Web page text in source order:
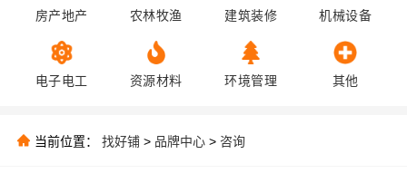
房产地产 农林牧渔 建筑装修 机械设备
电子电工 资源材料 环境管理 其他
当前位置： 找好铺 > 品牌中心 > 咨询